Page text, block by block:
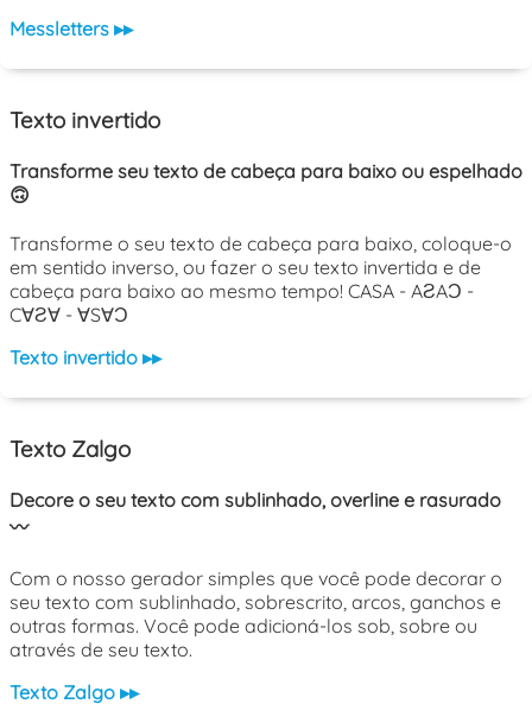
Messletters ▸▸
Texto invertido
Transforme seu texto de cabeça para baixo ou espelhado
🙃
Transforme o seu texto de cabeça para baixo, coloque-o
em sentido inverso, ou fazer o seu texto invertida e de
cabeça para baixo ao mesmo tempo! CASA - AƧAƆ -
C∀Ƨ∀ - ∀S∀Ɔ
Texto invertido ▸▸
Texto Zalgo
Decore o seu texto com sublinhado, overline e rasurado
〰️
Com o nosso gerador simples que você pode decorar o
seu texto com sublinhado, sobrescrito, arcos, ganchos e
outras formas. Você pode adicioná-los sob, sobre ou
através de seu texto.
Texto Zalgo ▸▸